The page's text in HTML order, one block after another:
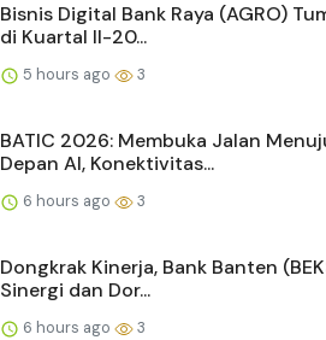
Bisnis Digital Bank Raya (AGRO)
di Kuartal II-20...
5 hours ago 3
BATIC 2026: Membuka Jalan
Depan AI, Konektivitas...
6 hours ago 3
Dongkrak Kinerja, Bank Banten
Sinergi dan Dor...
6 hours ago 3